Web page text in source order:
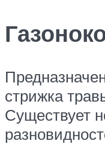
стрижка
Существует